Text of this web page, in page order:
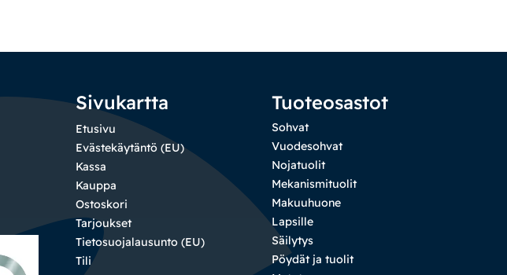
Sivukartta
Etusivu
Evästekäytäntö (EU)
Kassa
Kauppa
Ostoskori
Tarjoukset
Tietosuojalausunto (EU)
Tili
Tuoteosastot
Sohvat
Vuodesohvat
Nojatuolit
Mekanismituolit
Makuuhuone
Lapsille
Säilytys
Pöydät ja tuolit